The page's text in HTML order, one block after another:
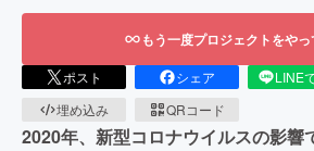
もう一度プロジェクトをや
ポスト シェア LINE
埋め込み
QRコード
2020年、新型コロナウイルスの影響